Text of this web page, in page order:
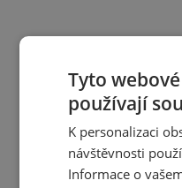
Tyto
používají
K personalizaci
návštěvnosti
Informace o